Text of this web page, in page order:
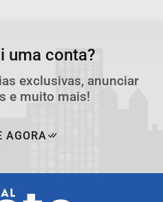
uma conta?
exclusivas, anunciar
e muito mais!
AGORA